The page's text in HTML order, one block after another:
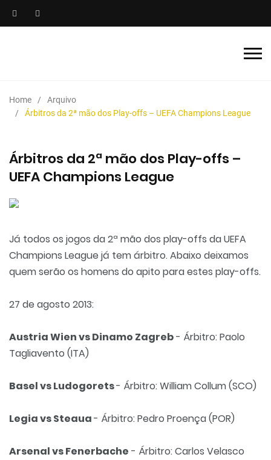
Home
Arquivo
Árbitros da 2ª mão dos Play-offs – UEFA Champions League
Árbitros da 2ª mão dos Play-offs –
UEFA Champions League
Já todos os jogos da 2ª mão dos play-offs da UEFA
Champions League já tem árbitro. Abaixo deixamos
quem serão os homens do apito para estes play-offs.
27 de agosto 2013:
Austria Wien vs Dinamo Zagreb- Árbitro: Paolo
Tagliavento (ITA)
Basel vs Ludogorets- Árbitro: William Collum (SCO)
Legia vs Steaua- Árbitro: Pedro Proença (POR)
Arsenal vs Fenerbache - Árbitro: Carlos Velasco